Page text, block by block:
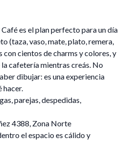
es el plan perfecto para un día
(taza, vaso, mate, plato, remera,
con cientos de charms y colores, y
cafetería mientras creás. No
dibujar: es una experiencia
hacer.
parejas, despedidas,
4388, Zona Norte
el espacio es cálido y